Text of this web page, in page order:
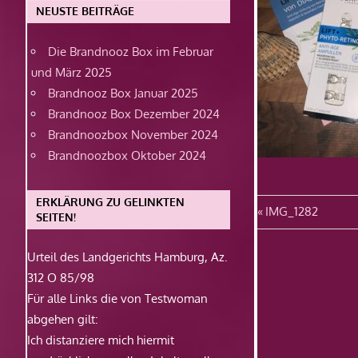
Vorheriger
Beitrag:
IMG_1282
NEUSTE BEITRÄGE
Die Brandnooz Box im Februar
und März 2025
Brandnooz Box Januar 2025
Brandnooz Box Dezember 2024
Brandnoozbox November 2024
Brandnoozbox Oktober 2024
ERKLÄRUNG ZU GELINKTEN
SEITEN!
Urteil des Landgerichts Hamburg, Az.
312 O 85/98
Für alle Links die von Testwoman
abgehen gilt:
Ich distanziere mich hiermit